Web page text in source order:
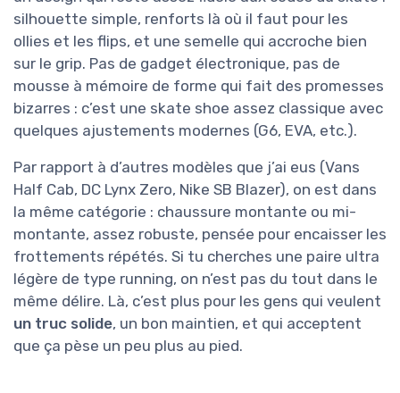
silhouette simple, renforts là où il faut pour les
ollies et les flips, et une semelle qui accroche bien
sur le grip. Pas de gadget électronique, pas de
mousse à mémoire de forme qui fait des promesses
bizarres : c’est une skate shoe assez classique avec
quelques ajustements modernes (G6, EVA, etc.).
Par rapport à d’autres modèles que j’ai eus (Vans
Half Cab, DC Lynx Zero, Nike SB Blazer), on est dans
la même catégorie : chaussure montante ou mi-
montante, assez robuste, pensée pour encaisser les
frottements répétés. Si tu cherches une paire ultra
légère de type running, on n’est pas du tout dans le
même délire. Là, c’est plus pour les gens qui veulent
un truc solide, un bon maintien, et qui acceptent
que ça pèse un peu plus au pied.